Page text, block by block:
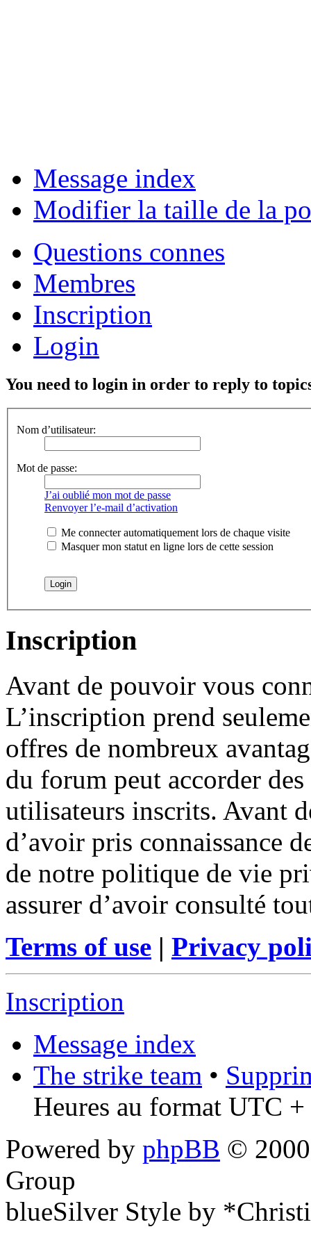
Message index
Modifier la taille de la
Questions connes
Membres
Inscription
Login
You need to login in order to reply to
Nom d’utilisateur:
Mot de passe:
J’ai oublié mon mot de passe
Renvoyer l’e-mail d’activation
Me connecter automatiquement lors de chaque visite
Masquer mon statut en ligne lors de cette session
Inscription
Avant de pouvoir vous
L’inscription prend
offres de nombreux
du forum peut accorder
utilisateurs inscrits. Avant
d’avoir pris connaissance
de notre politique de vie
assurer d’avoir consulté
Terms of use | Privacy
Inscription
Message index
The strike team •
Heures au format UTC
Powered by phpBB ©
Group
blueSilver Style by